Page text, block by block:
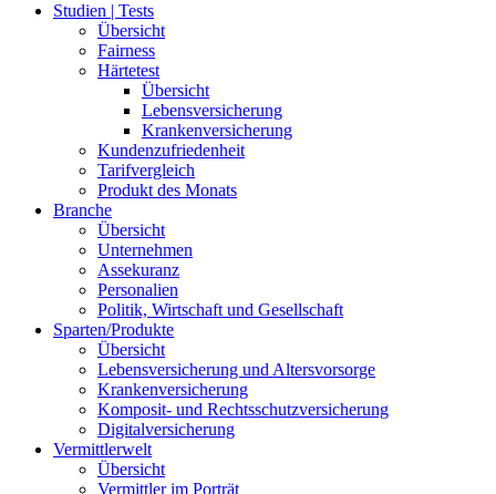
Studien | Tests
Übersicht
Fairness
Härtetest
Übersicht
Lebensversicherung
Krankenversicherung
Kundenzufriedenheit
Tarifvergleich
Produkt des Monats
Branche
Übersicht
Unternehmen
Assekuranz
Personalien
Politik, Wirtschaft und Gesellschaft
Sparten/Produkte
Übersicht
Lebensversicherung und Altersvorsorge
Krankenversicherung
Komposit- und Rechtsschutzversicherung
Digitalversicherung
Vermittlerwelt
Übersicht
Vermittler im Porträt